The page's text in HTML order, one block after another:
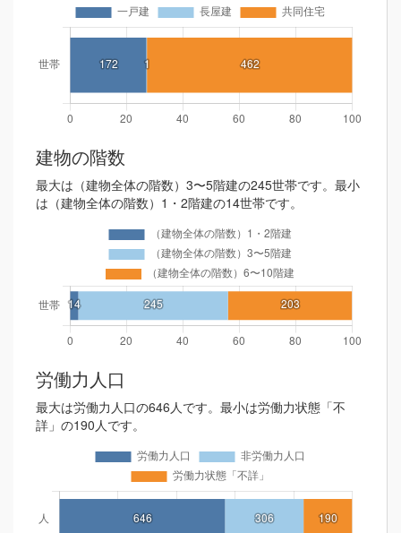
建物の階数
最大は（建物全体の階数）3〜5階建の245世帯です。最小
は（建物全体の階数）1・2階建の14世帯です。
労働力人口
最大は労働力人口の646人です。最小は労働力状態「不
詳」の190人です。